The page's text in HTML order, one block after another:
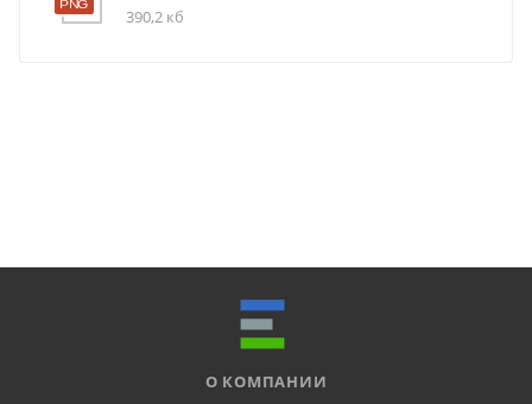
390,2 кб
О КОМПАНИИ